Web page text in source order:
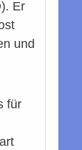
Er
und
für